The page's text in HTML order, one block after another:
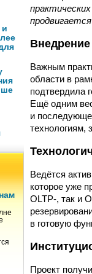
и
Важным
области в
подтвердила
Ещё одним
и
Ведётся
которое уже
OLTP-, так и
в готовую
Проект